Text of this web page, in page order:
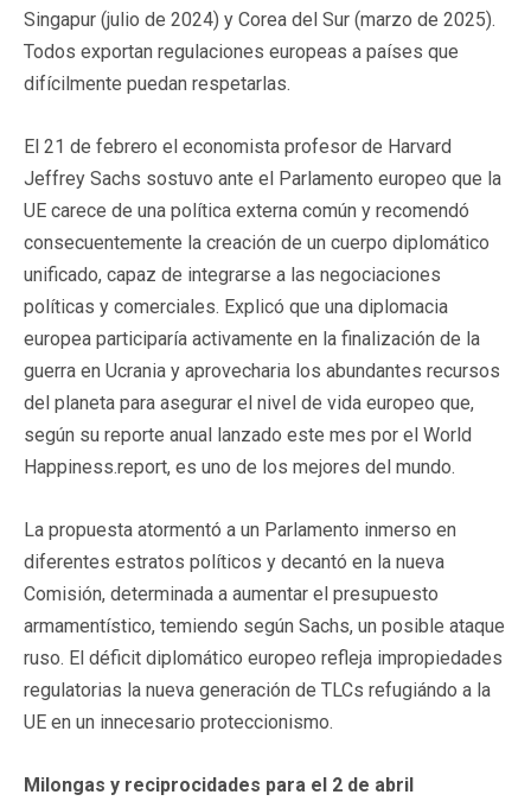
Singapur (julio de 2024) y Corea del Sur (marzo de 2025).
Todos exportan regulaciones europeas a países que
difícilmente puedan respetarlas.
El 21 de febrero el economista profesor de Harvard
Jeffrey Sachs sostuvo ante el Parlamento europeo que la
UE carece de una política externa común y recomendó
consecuentemente la creación de un cuerpo diplomático
unificado, capaz de integrarse a las negociaciones
políticas y comerciales. Explicó que una diplomacia
europea participaría activamente en la finalización de la
guerra en Ucrania y aprovecharia los abundantes recursos
del planeta para asegurar el nivel de vida europeo que,
según su reporte anual lanzado este mes por el World
Happiness.report, es uno de los mejores del mundo.
La propuesta atormentó a un Parlamento inmerso en
diferentes estratos políticos y decantó en la nueva
Comisión, determinada a aumentar el presupuesto
armamentístico, temiendo según Sachs, un posible ataque
ruso. El déficit diplomático europeo refleja impropiedades
regulatorias la nueva generación de TLCs refugiándo a la
UE en un innecesario proteccionismo.
Milongas y reciprocidades para el 2 de abril